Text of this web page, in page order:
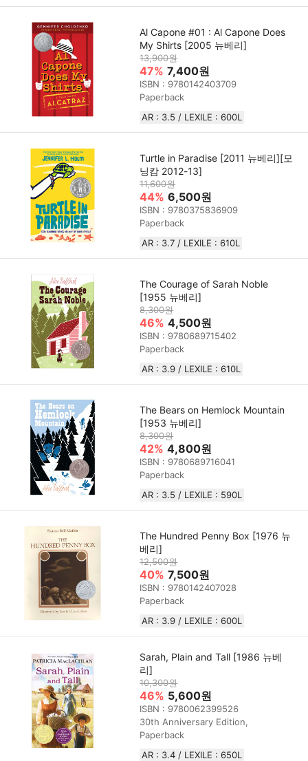
Al Capone #01 : Al Capone Does
My Shirts [2005 뉴베리]
13,900원
47% 7,400원
ISBN : 9780142403709
Paperback
AR : 3.5 / LEXILE : 600L
Turtle in Paradise [2011 뉴베리][모
닝캄 2012-13]
11,600원
44% 6,500원
ISBN : 9780375836909
Paperback
AR : 3.7 / LEXILE : 610L
The Courage of Sarah Noble
[1955 뉴베리]
8,300원
46% 4,500원
ISBN : 9780689715402
Paperback
AR : 3.9 / LEXILE : 610L
The Bears on Hemlock Mountain
[1953 뉴베리]
8,300원
42% 4,800원
ISBN : 9780689716041
Paperback
AR : 3.5 / LEXILE : 590L
The Hundred Penny Box [1976 뉴
베리]
12,500원
40% 7,500원
ISBN : 9780142407028
Paperback
AR : 3.9 / LEXILE : 600L
Sarah, Plain and Tall [1986 뉴베
리]
10,300원
46% 5,600원
ISBN : 9780062399526
30th Anniversary Edition,
Paperback
AR : 3.4 / LEXILE : 650L